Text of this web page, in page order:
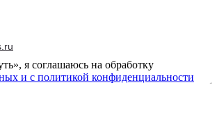
я соглашаюсь на обработку
и с политикой конфиденциальности